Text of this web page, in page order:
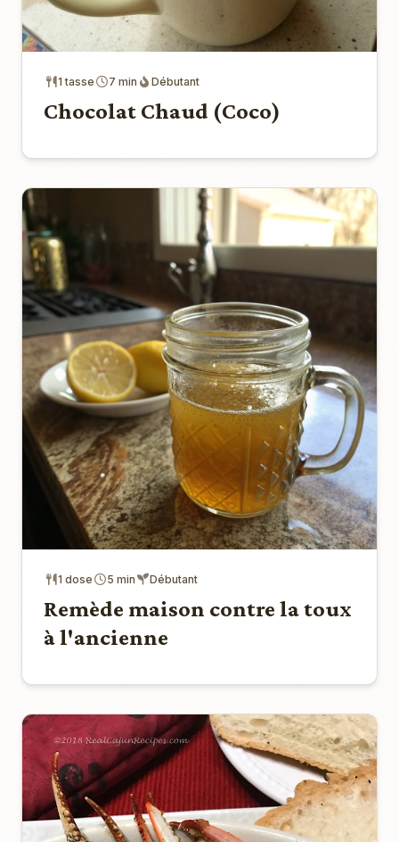
1 tasse 7 min Débutant
Chocolat Chaud (Coco)
1 dose 5 min Débutant
Remède maison contre la toux
à l'ancienne